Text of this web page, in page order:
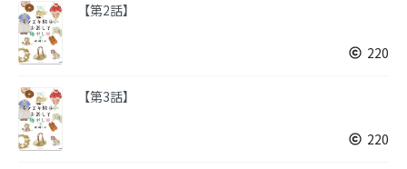
【第2話】
220
【第3話】
220